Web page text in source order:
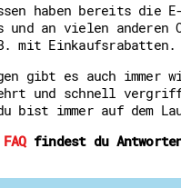
haben bereits die
und an vielen
mit Einkaufsrabatten.
gibt es auch
und schnell
bist immer auf dem
FAQfindest du